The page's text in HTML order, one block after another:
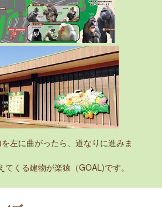
左に曲がったら、道なりに進みま
くる建物が楽猿（GOAL)です。